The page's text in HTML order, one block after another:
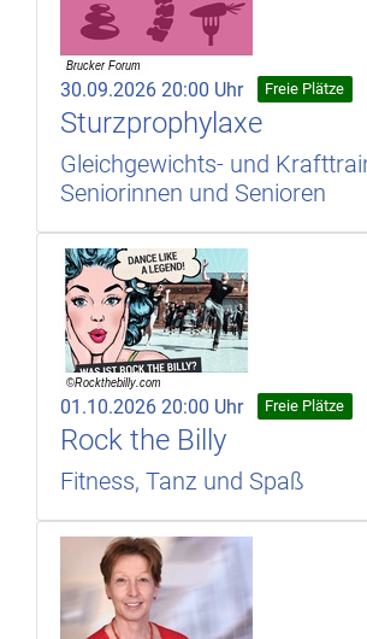
30.09.2026 20:00 Uhr Freie Plätze
Sturzprophylaxe
Gleichgewichts- und
Seniorinnen und Senioren
01.10.2026 20:00 Uhr Freie Plätze
Rock the Billy
Fitness, Tanz und Spaß